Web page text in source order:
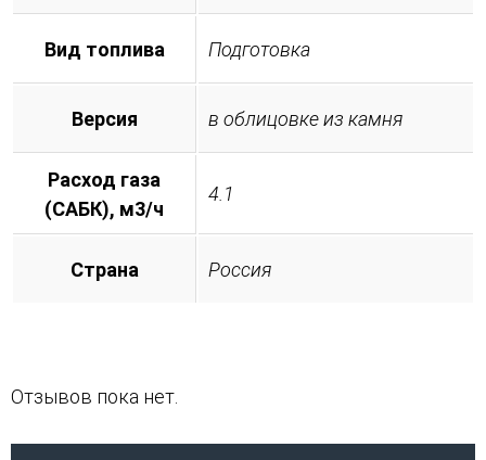
Вид топлива Подготовка
Версия в облицовке из камня
Расход газа
(САБК), м3/ч
4.1
Страна Россия
Отзывов пока нет.